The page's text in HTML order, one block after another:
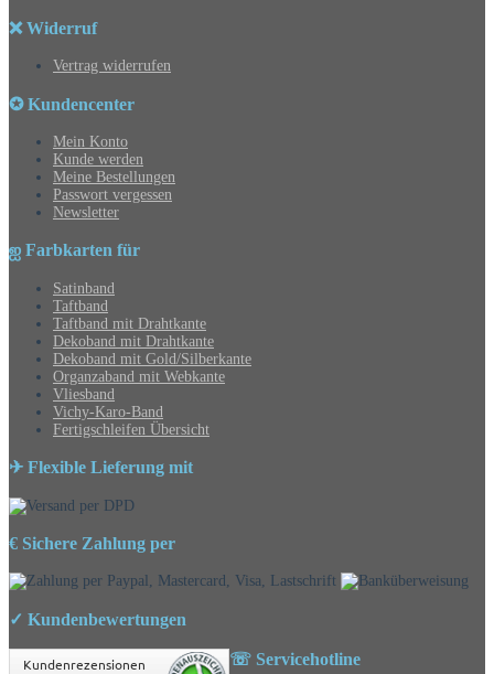
❌ Widerruf
Vertrag widerrufen
✪ Kundencenter
Mein Konto
Kunde werden
Meine Bestellungen
Passwort vergessen
Newsletter
ஐ Farbkarten für
Satinband
Taftband
Taftband mit Drahtkante
Dekoband mit Drahtkante
Dekoband mit Gold/Silberkante
Organzaband mit Webkante
Vliesband
Vichy-Karo-Band
Fertigschleifen Übersicht
✈ Flexible Lieferung mit
€ Sichere Zahlung per
✓ Kundenbewertungen
Kundenrezensionen
☏ Servicehotline